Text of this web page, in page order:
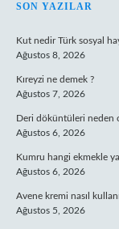
SON YAZILAR
Kut nedir Türk sosyal
Ağustos 8, 2026
Kıreyzi ne demek ?
Ağustos 7, 2026
Deri döküntüleri neden
Ağustos 6, 2026
Kumru hangi ekmekle
Ağustos 6, 2026
Avene kremi nasıl
Ağustos 5, 2026